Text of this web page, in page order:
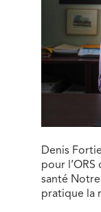
Denis
pour
santé
pratique la